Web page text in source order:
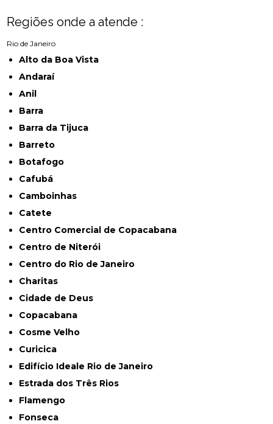
Regiões onde a atende :
Rio de Janeiro
Alto da Boa Vista
Andaraí
Anil
Barra
Barra da Tijuca
Barreto
Botafogo
Cafubá
Camboinhas
Catete
Centro Comercial de Copacabana
Centro de Niterói
Centro do Rio de Janeiro
Charitas
Cidade de Deus
Copacabana
Cosme Velho
Curicica
Edifício Ideale Rio de Janeiro
Estrada dos Três Rios
Flamengo
Fonseca